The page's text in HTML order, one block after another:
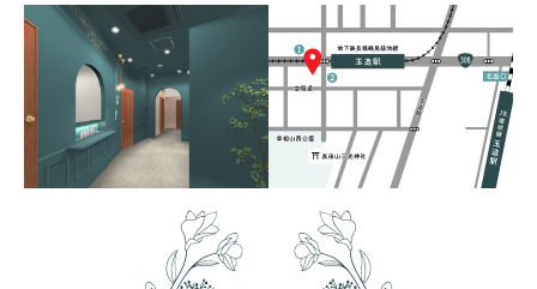
ボトックス 同日可 2週間
ヒアルロン酸 2週間
肌育注射 2週間
（アスピリンアレルギー禁忌）
同日可